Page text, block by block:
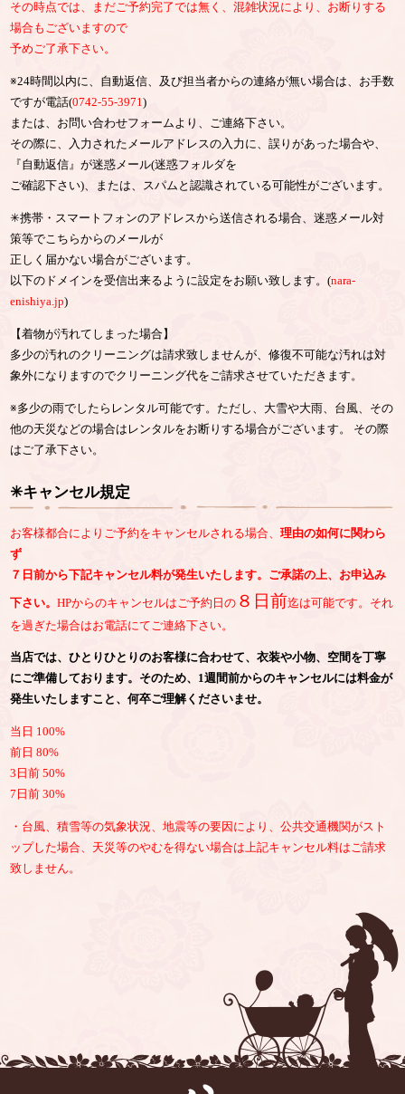
その時点では、まだご予約完了では無く、混雑状況により、お断りする
場合もございますので
予めご了承下さい。
※24時間以内に、自動返信、及び担当者からの連絡が無い場合は、お手数
ですが電話(0742-55-3971)
または、お問い合わせフォームより、ご連絡下さい。
その際に、入力されたメールアドレスの入力に、誤りがあった場合や、
『自動返信』が迷惑メール(迷惑フォルダを
ご確認下さい)、または、スパムと認識されている可能性がございます。
✳︎携帯・スマートフォンのアドレスから送信される場合、迷惑メール対
策等でこちらからのメールが
正しく届かない場合がございます。
以下のドメインを受信出来るように設定をお願い致します。(nara-
enishiya.jp)
【着物が汚れてしまった場合】
多少の汚れのクリーニングは請求致しませんが、修復不可能な汚れは対
象外になりますのでクリーニング代をご請求させていただきます。
※多少の雨でしたらレンタル可能です。ただし、大雪や大雨、台風、その
他の天災などの場合はレンタルをお断りする場合がございます。 その際
はご了承下さい。
✳︎キャンセル規定
お客様都合によりご予約をキャンセルされる場合、理由の如何に関わら
ず
７日前から下記キャンセル料が発生いたします。ご承諾の上、お申込み
下さい。HPからのキャンセルはご予約日の ８日前迄は可能です。それ
を過ぎた場合はお電話にてご連絡下さい。
当店では、ひとりひとりのお客様に合わせて、衣装や小物、空間を丁寧
にご準備しております。そのため、1週間前からのキャンセルには料金が
発生いたしますこと、何卒ご理解くださいませ。
当日 100%
前日 80%
3日前 50%
7日前 30%
・台風、積雪等の気象状況、地震等の要因により、公共交通機関がスト
ップした場合、天災等のやむを得ない場合は上記キャンセル料はご請求
致しません。